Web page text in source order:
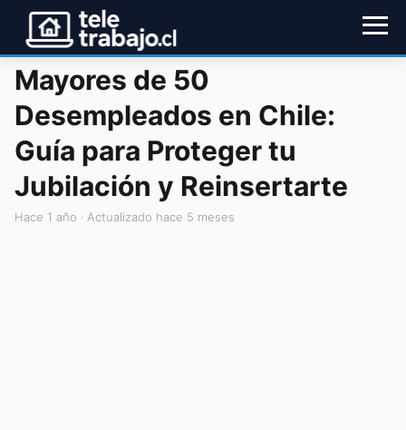
Mayores de 50
Desempleados en Chile:
Guía para Proteger tu
Jubilación y Reinsertarte
hace 1 año · Actualizado hace 5 meses